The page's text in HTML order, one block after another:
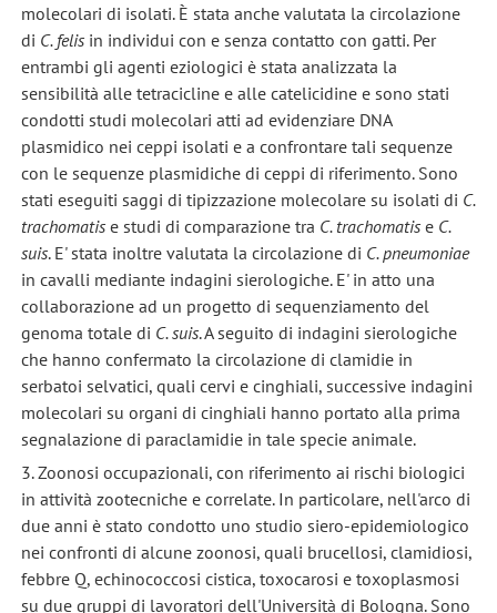
molecolari di isolati. È stata anche valutata la circolazione
di C. felisin individui con e senza contatto con gatti. Per
entrambi gli agenti eziologici è stata analizzata la
sensibilità alle tetracicline e alle catelicidine e sono stati
condotti studi molecolari atti ad evidenziare DNA
plasmidico nei ceppi isolati e a confrontare tali sequenze
con le sequenze plasmidiche di ceppi di riferimento. Sono
stati eseguiti saggi di tipizzazione molecolare su isolati di C.
trachomatise studi di comparazione tra C. trachomatise C.
suis. E' stata inoltre valutata la circolazione di C. pneumoniae
in cavalli mediante indagini sierologiche. E' in atto una
collaborazione ad un progetto di sequenziamento del
genoma totale di C. suis. A seguito di indagini sierologiche
che hanno confermato la circolazione di clamidie in
serbatoi selvatici, quali cervi e cinghiali, successive indagini
molecolari su organi di cinghiali hanno portato alla prima
segnalazione di paraclamidie in tale specie animale.
3. Zoonosi occupazionali, con riferimento ai rischi biologici
in attività zootecniche e correlate. In particolare, nell'arco di
due anni è stato condotto uno studio siero-epidemiologico
nei confronti di alcune zoonosi, quali brucellosi, clamidiosi,
febbre Q, echinococcosi cistica, toxocarosi e toxoplasmosi
su due gruppi di lavoratori dell'Università di Bologna. Sono